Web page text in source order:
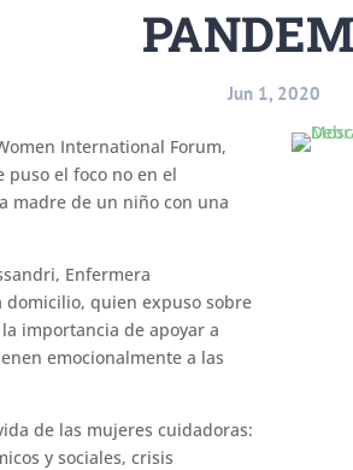
Jun 1, 2020
International Forum,
puso el foco no en el
madre de un niño con una
Enfermera
domicilio, quien expuso sobre
importancia de apoyar a
emocionalmente a las
de las mujeres cuidadoras:
y sociales, crisis